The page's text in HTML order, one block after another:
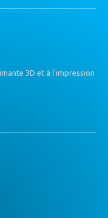
3D et à l'impression